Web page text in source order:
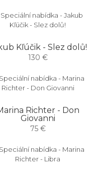
Kľúčik - Slez dolů!
130 €
Richter - Don
Giovanni
75 €